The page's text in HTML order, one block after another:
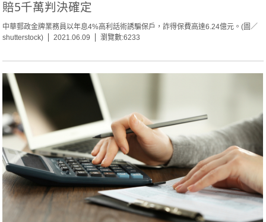
賠5千萬判決確定
中華郵政金牌業務員以年息4%高利話術誘騙保戶，詐得保費高達6.24億元。(圖／
shutterstock)
2021.06.09 瀏覽數:6233